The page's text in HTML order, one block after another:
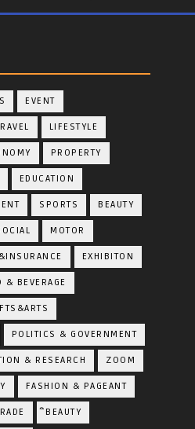
EVENT
LIFESTYLE
PROPERTY
EDUCATION
SPORTS BEAUTY
MOTOR
EXHIBITON
& BEVERAGE
POLITICS & GOVERNMENT
& RESEARCH ZOOM
FASHION & PAGEANT
ิBEAUTY